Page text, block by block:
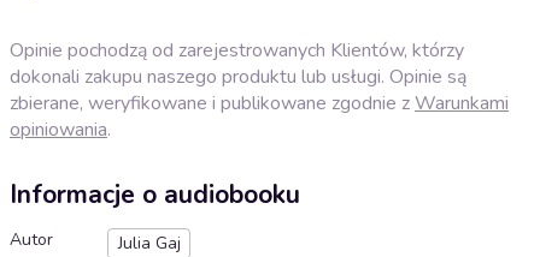
Opinie pochodzą od zarejestrowanych Klientów, którzy
dokonali zakupu naszego produktu lub usługi. Opinie są
zbierane, weryfikowane i publikowane zgodnie zWarunkami
opiniowania.
Informacje o audiobooku
Autor
Julia Gaj